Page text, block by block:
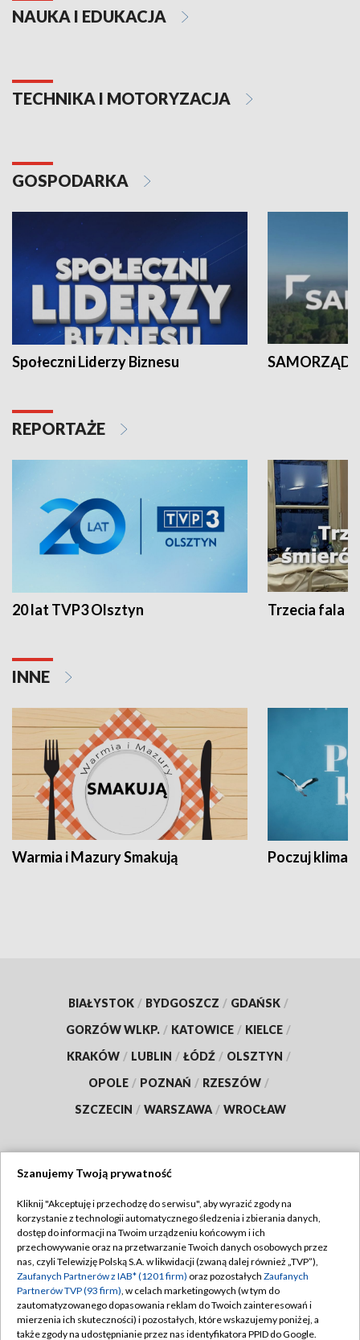
NAUKA I EDUKACJA
TECHNIKA I MOTORYZACJA
GOSPODARKA
Społeczni Liderzy Biznesu SAMORZĄD
REPORTAŻE
20 lat TVP3 Olsztyn Trzecia fala -
INNE
Warmia i Mazury Smakują Poczuj klimat
BIAŁYSTOK / BYDGOSZCZ / GDAŃSK /
GORZÓW WLKP. / KATOWICE / KIELCE /
KRAKÓW / LUBLIN / ŁÓDŹ / OLSZTYN /
OPOLE / POZNAŃ / RZESZÓW /
SZCZECIN / WARSZAWA / WROCŁAW
TVP
Abonament TVP
Emisja w TVP
Centrum informacji TVP
Naziemna Telewizja Cyfrowa
Regulamin TVP
Polityka prywatności
Moje zgody
Pomoc
Szanujemy Twoją prywatność
Kliknij "Akceptuję i przechodzę do serwisu", aby wyrazić zgody na
korzystanie z technologii automatycznego śledzenia i zbierania danych,
dostęp do informacji na Twoim urządzeniu końcowym i ich
przechowywanie oraz na przetwarzanie Twoich danych osobowych przez
nas, czyli Telewizję Polską S.A. w likwidacji (zwaną dalej również „TVP”),
Zaufanych Partnerów z IAB* (1201 firm) oraz pozostałych Zaufanych
Partnerów TVP (93 firm), w celach marketingowych (w tym do
zautomatyzowanego dopasowania reklam do Twoich zainteresowań i
mierzenia ich skuteczności) i pozostałych, które wskazujemy poniżej, a
także zgody na udostępnianie przez nas identyfikatora PPID do Google.